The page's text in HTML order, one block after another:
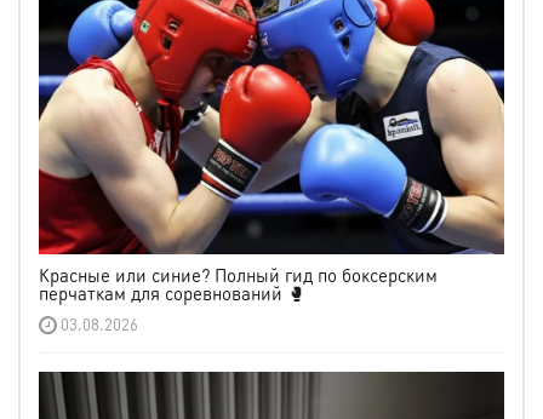
Красные или синие? Полный гид по боксерским
перчаткам для соревнований 🥊
03.08.2026